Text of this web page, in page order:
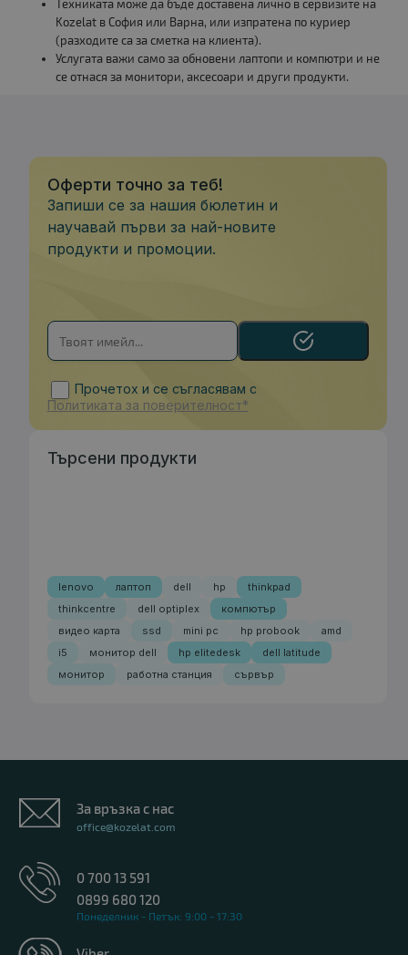
Техниката може да бъде доставена лично в сервизите на
Kozelat в София или Варна, или изпратена по куриер
(разходите са за сметка на клиента).
Услугата важи само за обновени лаптопи и компютри и не
се отнася за монитори, аксесоари и други продукти.
Оферти точно за теб!
Запиши се за нашия бюлетин и
научавай първи за най-новите
продукти и промоции.
Прочетох и се съгласявам с
Политиката за поверителност*
Търсени продукти
lenovo лаптоп dell hp
thinkpad
thinkcentre
dell optiplex
компютър
видео карта
ssd mini pc hp probook
amd
i5
монитор dell hp elitedesk
dell latitude
монитор
работна станция сървър
За връзка с нас
office@kozelat.com
0 700 13 591
0899 680 120
Понеделник - Петък: 9:00 - 17:30